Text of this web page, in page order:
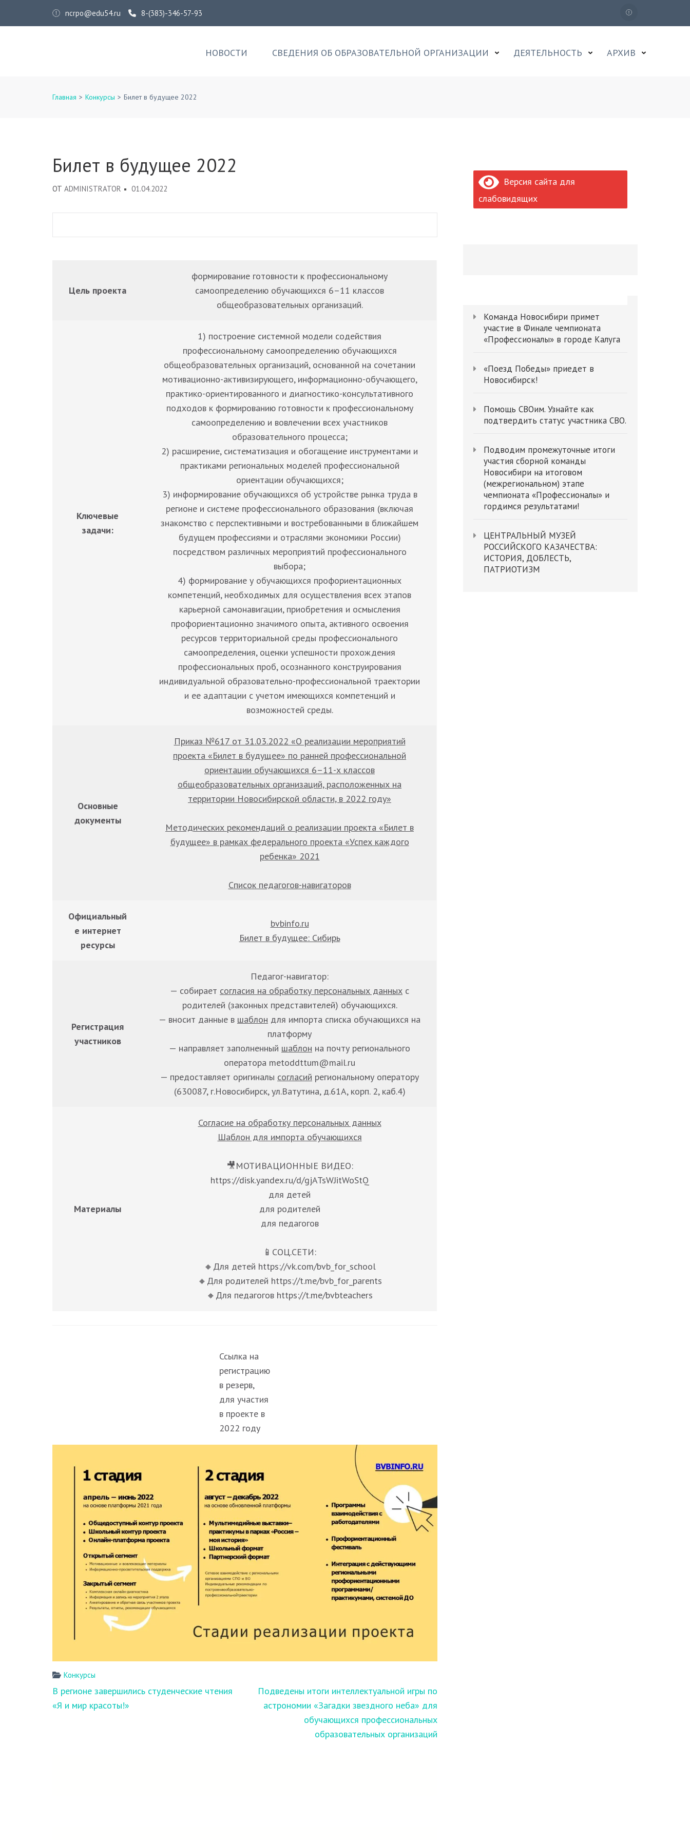
ncrpo@edu54.ru 8-(383)-346-57-93
НОВОСТИ СВЕДЕНИЯ ОБ ОБРАЗОВАТЕЛЬНОЙ ОРГАНИЗАЦИИ ДЕЯТЕЛЬНОСТЬ АРХИВ
Главная > Конкурсы > Билет в будущее 2022
Билет в будущее 2022
ОТ ADMINISTRATOR 01.04.2022
Цель проекта
формирование готовности к профессиональному
самоопределению обучающихся 6–11 классов
общеобразовательных организаций.
Ключевые
задачи:
1) построение системной модели содействия
профессиональному самоопределению обучающихся
общеобразовательных организаций, основанной на сочетании
мотивационно-активизирующего, информационно-обучающего,
практико-ориентированного и диагностико-консультативного
подходов к формированию готовности к профессиональному
самоопределению и вовлечении всех участников
образовательного процесса;
2) расширение, систематизация и обогащение инструментами и
практиками региональных моделей профессиональной
ориентации обучающихся;
3) информирование обучающихся об устройстве рынка труда в
регионе и системе профессионального образования (включая
знакомство с перспективными и востребованными в ближайшем
будущем профессиями и отраслями экономики России)
посредством различных мероприятий профессионального
выбора;
4) формирование у обучающихся профориентационных
компетенций, необходимых для осуществления всех этапов
карьерной самонавигации, приобретения и осмысления
профориентационно значимого опыта, активного освоения
ресурсов территориальной среды профессионального
самоопределения, оценки успешности прохождения
профессиональных проб, осознанного конструирования
индивидуальной образовательно-профессиональной траектории
и ее адаптации с учетом имеющихся компетенций и
возможностей среды.
Основные
документы
Приказ №617 от 31.03.2022 «О реализации мероприятий
проекта «Билет в будущее» по ранней профессиональной
ориентации обучающихся 6–11-х классов
общеобразовательных организаций, расположенных на
территории Новосибирской области, в 2022 году»
Методических рекомендаций о реализации проекта «Билет в
будущее» в рамках федерального проекта «Успех каждого
ребенка» 2021
Список педагогов-навигаторов
Официальный
е интернет
ресурсы
bvbinfo.ru
Билет в будущее: Сибирь
Регистрация
участников
Педагог-навигатор:
— собирает согласия на обработку персональных данных с
родителей (законных представителей) обучающихся.
— вносит данные в шаблон для импорта списка обучающихся на
платформу
— направляет заполненный шаблон на почту регионального
оператора metoddttum@mail.ru
— предоставляет оригиналы согласий региональному оператору
(630087, г.Новосибирск, ул.Ватутина, д.61А, корп. 2, каб.4)
Материалы
Согласие на обработку персональных данных
Шаблон для импорта обучающихся
🎥МОТИВАЦИОННЫЕ ВИДЕО:
https://disk.yandex.ru/d/gjATsWJitWoStQ
для детей
для родителей
для педагогов
📱СОЦ.СЕТИ:
🔸Для детей https://vk.com/bvb_for_school
🔸Для родителей https://t.me/bvb_for_parents
🔸Для педагогов https://t.me/bvbteachers
Ссылка на
регистрацию
в резерв,
для участия
в проекте в
2022 году
Конкурсы
Навигация
по
В регионе завершились студенческие чтения
«Я и мир красоты!»
Подведены итоги интеллектуальной игры по
астрономии «Загадки звездного неба» для
обучающихся профессиональных
образовательных организаций
Версия сайта для
слабовидящих
Команда Новосибири примет
участие в Финале чемпионата
«Профессионалы» в городе Калуга
«Поезд Победы» приедет в
Новосибирск!
Помощь СВОим. Узнайте как
подтвердить статус участника СВО.
Подводим промежуточные итоги
участия сборной команды
Новосибири на итоговом
(межрегиональном) этапе
чемпионата «Профессионалы» и
гордимся результатами!
ЦЕНТРАЛЬНЫЙ МУЗЕЙ
РОССИЙСКОГО КАЗАЧЕСТВА:
ИСТОРИЯ, ДОБЛЕСТЬ,
ПАТРИОТИЗМ